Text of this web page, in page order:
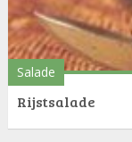
Salade
Rijstsalade